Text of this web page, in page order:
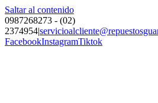
Saltar al contenido
0987268273 - (02)
2374954|
FacebookInstagramTiktok